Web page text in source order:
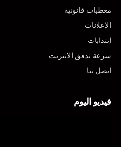
معطيات قانونية
الإعلانات
إنتدابات
سرعة تدفق الانترنت
اتصل بنا
فيديو اليوم